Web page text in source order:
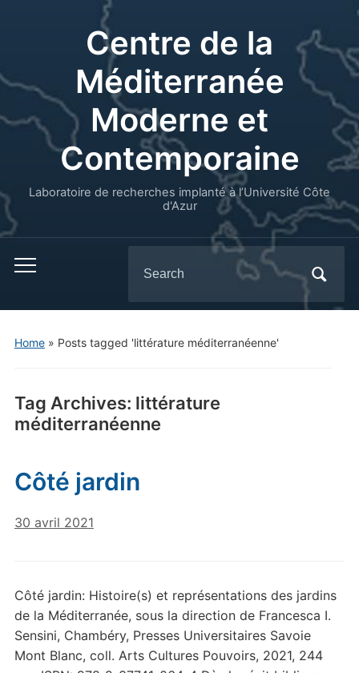
Centre de la
Méditerranée
Moderne et
Contemporaine
Laboratoire de recherches implanté à l’Université Côte
d'Azur
for:
Home» Posts tagged 'littérature méditerranéenne'
Tag Archives: littérature
méditerranéenne
Côté jardin
30 avril 2021
Côté jardin: Histoire(s) et représentations des jardins
de la Méditerranée, sous la direction de Francesca I.
Sensini, Chambéry, Presses Universitaires Savoie
Mont Blanc, coll. Arts Cultures Pouvoirs, 2021, 244